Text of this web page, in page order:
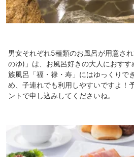
男女それぞれ5種類のお風呂が用意さ
のゆ)」は、お風呂好きの大人におす
族風呂「福・禄・寿」にはゆっくりで
め、子連れでも利用しやすいですよ！
ントで申し込みしてくださいね。